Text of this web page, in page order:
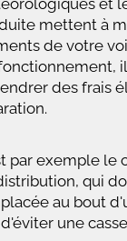
et
mettent à
de votre
des frais
par exemple le
qui
au bout
une